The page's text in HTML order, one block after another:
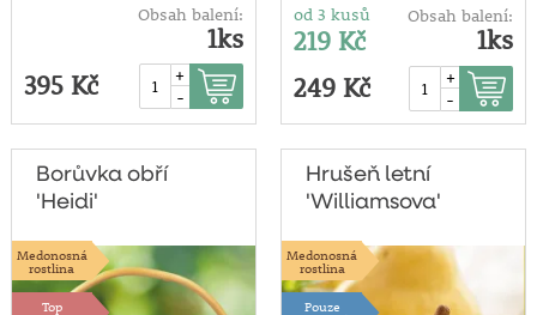
Obsah balení:
1ks
395 Kč
+
-
od 3 kusů
219 Kč
Obsah balení:
1ks
249 Kč
+
-
Borůvka obří
'Heidi'
Medonosná
rostlina
Top
Hrušeň letní
'Williamsova'
Medonosná
rostlina
Pouze